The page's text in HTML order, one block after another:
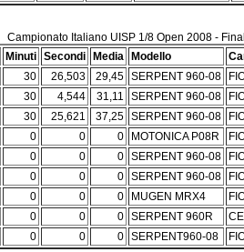
Campionato Italiano UISP 1/8 Open 2008 -
Minuti Secondi Media Modello
30 26,503 29,45 SERPENT 960-08
30 4,544 31,11 SERPENT 960-08
30 25,621 37,25 SERPENT 960-08
0 0 0 MOTONICA P08R
0 0 0 SERPENT 960-08
0 0 0 SERPENT 960-08
0 0 0 MUGEN MRX4
0 0 0 SERPENT 960R
0 0 0 SERPENT960-08